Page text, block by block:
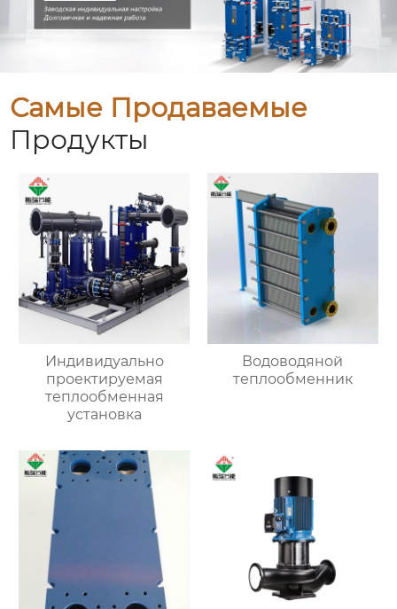
Самые Продаваемые
Продукты
Индивидуально
проектируемая
теплообменная
установка
Водоводяной
теплообменник